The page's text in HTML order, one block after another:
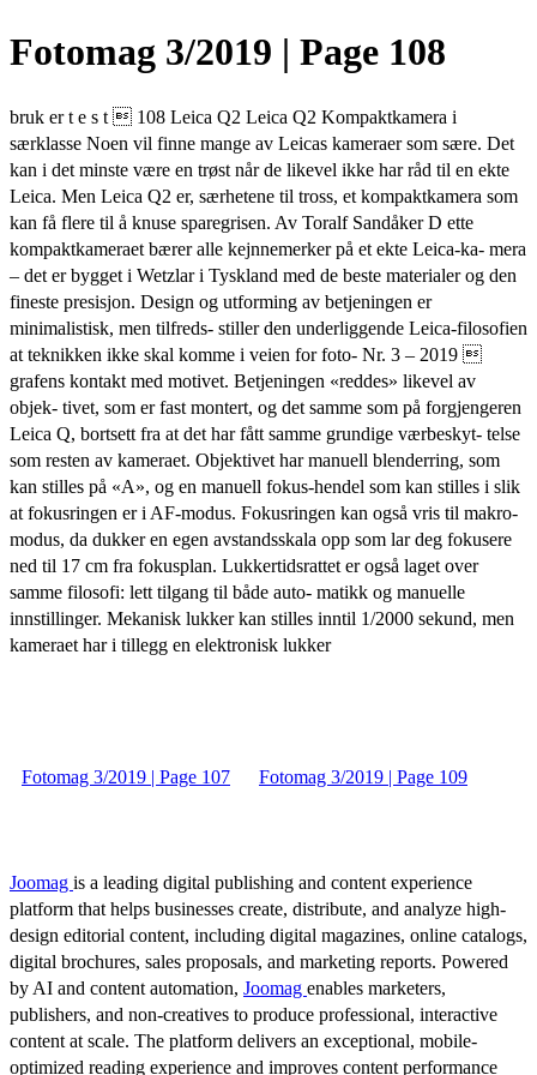
Fotomag 3/2019 | Page 108
bruk er t e s t  108 Leica Q2 Leica Q2 Kompaktkamera i
særklasse Noen vil finne mange av Leicas kameraer som sære. Det
kan i det minste være en trøst når de likevel ikke har råd til en ekte
Leica. Men Leica Q2 er, særhetene til tross, et kompaktkamera som
kan få flere til å knuse sparegrisen. Av Toralf Sandåker D ette
kompaktkameraet bærer alle kejnnemerker på et ekte Leica-ka- mera
– det er bygget i Wetzlar i Tyskland med de beste materialer og den
fineste presisjon. Design og utforming av betjeningen er
minimalistisk, men tilfreds- stiller den underliggende Leica-filosofien
at teknikken ikke skal komme i veien for foto- Nr. 3 – 2019 
grafens kontakt med motivet. Betjeningen «reddes» likevel av
objek- tivet, som er fast montert, og det samme som på forgjengeren
Leica Q, bortsett fra at det har fått samme grundige værbeskyt- telse
som resten av kameraet. Objektivet har manuell blenderring, som
kan stilles på «A», og en manuell fokus-hendel som kan stilles i slik
at fokusringen er i AF-modus. Fokusringen kan også vris til makro-
modus, da dukker en egen avstandsskala opp som lar deg fokusere
ned til 17 cm fra fokusplan. Lukkertidsrattet er også laget over
samme filosofi: lett tilgang til både auto- matikk og manuelle
innstillinger. Mekanisk lukker kan stilles inntil 1/2000 sekund, men
kameraet har i tillegg en elektronisk lukker
Fotomag 3/2019 | Page 107 Fotomag 3/2019 | Page 109
Joomag is a leading digital publishing and content experience
platform that helps businesses create, distribute, and analyze high-
design editorial content, including digital magazines, online catalogs,
digital brochures, sales proposals, and marketing reports. Powered
by AI and content automation, Joomag enables marketers,
publishers, and non-creatives to produce professional, interactive
content at scale. The platform delivers an exceptional, mobile-
optimized reading experience and improves content performance